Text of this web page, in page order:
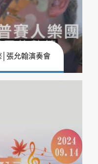
張允翰演奏會